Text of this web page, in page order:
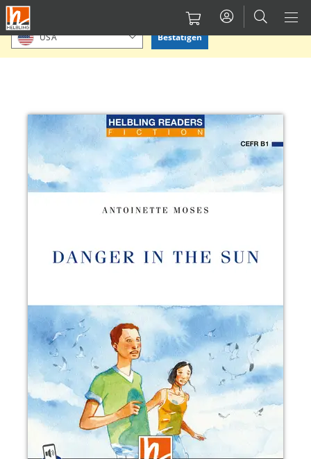
Direkt
zum
Inhalt
Bitte Standort bestätigen oder einen anderen auswählen.
USA Bestätigen